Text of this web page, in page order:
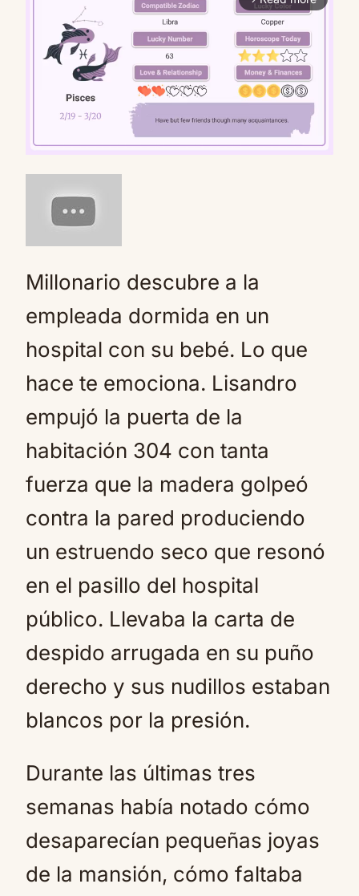
Millonario descubre a la
empleada dormida en un
hospital con su bebé. Lo que
hace te emociona. Lisandro
empujó la puerta de la
habitación 304 con tanta
fuerza que la madera golpeó
contra la pared produciendo
un estruendo seco que resonó
en el pasillo del hospital
público. Llevaba la carta de
despido arrugada en su puño
derecho y sus nudillos estaban
blancos por la presión.
Durante las últimas tres
semanas había notado cómo
desaparecían pequeñas joyas
de la mansión, cómo faltaba